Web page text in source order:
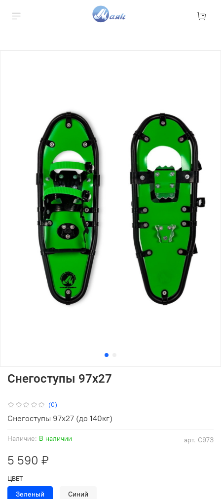
(0)
арт. С97З
Наличие: В наличии
Снегоступы 97х27
5 590 ₽
ЦВЕТ
Зеленый Синий
Снегоступы 97х27 (до 140кг)